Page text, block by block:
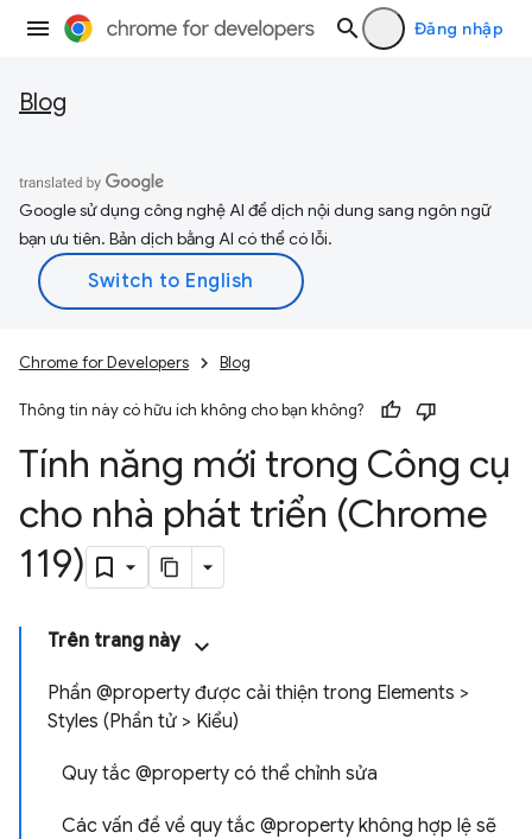
Đăng nhập
Blog
Google sử dụng công nghệ AI để dịch nội dung sang ngôn ngữ
bạn ưu tiên. Bản dịch bằng AI có thể có lỗi.
Chrome for Developers Blog
Thông tin này có hữu ích không cho bạn không?
Tính năng mới trong Công cụ
cho nhà phát triển (Chrome
119)
Trên trang này
Phần @property được cải thiện trong Elements >
Styles (Phần tử > Kiểu)
Quy tắc @property có thể chỉnh sửa
Các vấn đề về quy tắc @property không hợp lệ sẽ